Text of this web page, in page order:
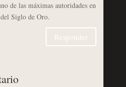
de las máximas autoridades en
Siglo de Oro.
Responder